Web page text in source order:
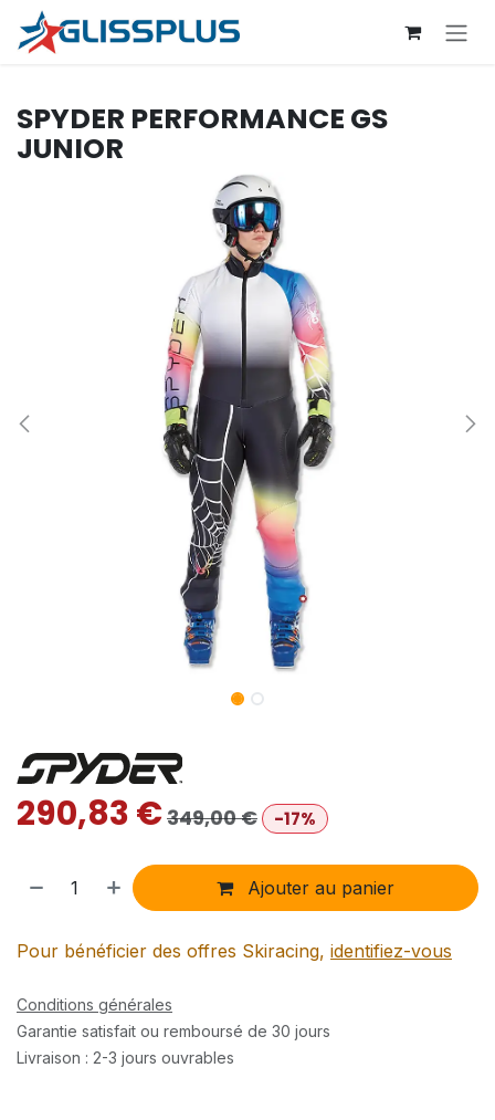
Se rendre au contenu
SPYDER PERFORMANCE GS
JUNIOR
290,83€349,00€ -17%
Ajouter au panier
Pour bénéficier des offres Skiracing, identifiez-vous
Conditions générales
Garantie satisfait ou remboursé de 30 jours
Livraison : 2-3 jours ouvrables